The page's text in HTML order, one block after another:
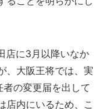
店に3月以降いなか
、大阪王将では、実
の変更届を出して
店内にいるため、こ